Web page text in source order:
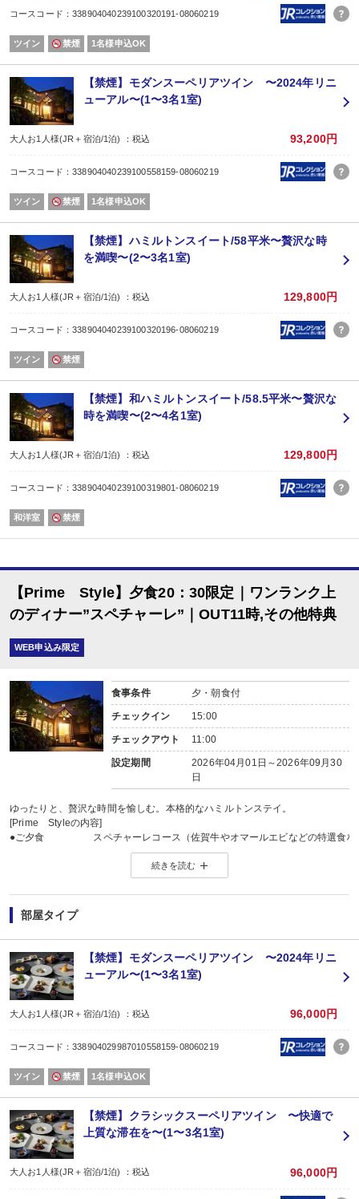
営業時間 17：00〜24：00 店休日/不定休(ホームページのお知らせをご覧く
●夏のナチュラーレコース●
□一口のおもてなし
□活鮑とナスのカポナータ
□ウナギの白焼き アスパラガスと長いも添え
□とうもろこしとレモンチキンのラビオリ
□旬魚のパデッラ
□国産牛ヒレ肉のグリル
□季節のおすすめデザート
□コーヒーまたは紅茶
※当日の仕入れ状況により内容を変更いたします。画像はイメージです。内容
※小学生のお子様はミニコース、未就学のお子様はワンプレートディナーをご
※ご夕食は、20：30スタート限定となります。お早いお席への変更はお受け出
●朝食●
□彩り野菜の健康サラダ テリーヌ添え
□本日の地卵料理 若楠ポークのハムステーキとソーセージ
□背振高原牧場直送ヨーグルト
□フルーツとマフィン
□特選モーニングブレッド
□季節のオーガニックジュース コーヒー 嬉野紅茶
コースコード：338904040239100320191-08060219
ツイン 禁煙 1名様申込OK
【禁煙】モダンスーペリアツイン 〜2024年リニ
ューアル〜(1〜3名1室)
大人お1人様(JR＋宿泊/1泊) ：税込 93,200円
コースコード：338904040239100558159-08060219
ツイン 禁煙 1名様申込OK
【禁煙】ハミルトンスイート/58平米〜贅沢な時
を満喫〜(2〜3名1室)
大人お1人様(JR＋宿泊/1泊) ：税込 129,800円
コースコード：338904040239100320196-08060219
ツイン 禁煙
【禁煙】和ハミルトンスイート/58.5平米〜贅沢な
時を満喫〜(2〜4名1室)
大人お1人様(JR＋宿泊/1泊) ：税込 129,800円
コースコード：338904040239100319801-08060219
和洋室 禁煙
【Prime Style】夕食20：30限定｜ワンランク上
のディナー”スペチャーレ”｜OUT11時,その他特典
WEB申込み限定
食事条件 夕・朝食付
チェックイン 15:00
チェックアウト 11:00
設定期間
2026年04月01日～2026年09月30
日
ゆったりと、贅沢な時間を愉しむ。本格的なハミルトンステイ。
[Prime Styleの内容]
●ご夕食 スペチャーレコース（佐賀牛やオマールエビなどの特選食材
●ご朝食 洋食のセットメニュー
●客室着 浴衣＋バスローブ
●特典 「モダンスーペリアルーム」を追加料金なしでご利用いただけ
※ご希望の方はご予約時に「モダンスーペリアルーム」をお
※客室の空き状況により、ご希望に添えない場合がございます
●その他 客室の少し特別なお菓子、少し特別な嬉野和紅茶
こちらのプランは、遅いご夕食時間限定となります。
ご到着の遅い方や、夕食前に温泉やエステをご利用いただきたい方にお勧めで
ご夕食時間を限らせて頂きますので、お得な価格でご利用頂けます。
＜施設のご案内＞
心の豊かさを実感できる—そんな場にふさわしい円熟されたリストランテ。
「TRE CORONE(3つの王冠)」で、1人1人がそれぞれの“時”のストーリーを。
●夏のスペチャーレコース●
□一口のおもてなし
□活鮑とナスのカポナータ
□ウナギの白焼き アスパラガスと長いも添え
□とうもろこしとレモンチキンのラビオリ
□オマール海老と鮮魚のグラティナーレ
□特選佐賀牛ヒレ肉 旬野菜ソース
□季節のおすすめデザート
続きを読む
部屋タイプ
【禁煙】モダンスーペリアツイン 〜2024年リニ
ューアル〜(1〜3名1室)
大人お1人様(JR＋宿泊/1泊) ：税込 96,000円
コースコード：338904029987010558159-08060219
ツイン 禁煙 1名様申込OK
【禁煙】クラシックスーペリアツイン 〜快適で
上質な滞在を〜(1〜3名1室)
大人お1人様(JR＋宿泊/1泊) ：税込 96,000円